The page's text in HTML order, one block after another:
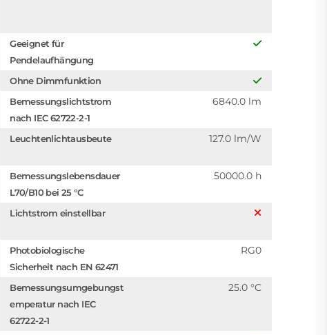
Geeignet für
Pendelaufhängung
Ohne Dimmfunktion
Bemessungslichtstrom
nach IEC 62722-2-1
6840.0 lm
Leuchtenlichtausbeute 127.0 lm/W
Bemessungslebensdauer
L70/B10 bei 25 °C
50000.0 h
Lichtstrom einstellbar
Photobiologische
Sicherheit nach EN 62471
RG0
Bemessungsumgebungst
emperatur nach IEC
62722-2-1
25.0 °C